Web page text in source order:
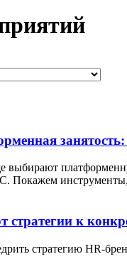
занятость:
выбирают
Покажем инструменты,
стратегии к
стратегию HR-